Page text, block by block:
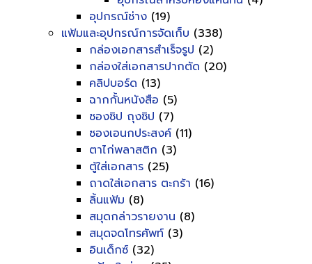
อุปกรณ์ช่าง (19)
แฟ้มและอุปกรณ์การจัดเก็บ (338)
กล่องเอกสารสำเร็จรูป (2)
กล่องใส่เอกสารปากตัด (20)
คลิปบอร์ด (13)
ฉากกั้นหนังสือ (5)
ซองซิป ถุงซิป (7)
ซองเอนกประสงค์ (11)
ตาไก่พลาสติก (3)
ตู้ใส่เอกสาร (25)
ถาดใส่เอกสาร ตะกร้า (16)
ลิ้นแฟ้ม (8)
สมุดกล่าวรายงาน (8)
สมุดจดโทรศัพท์ (3)
อินเด็กซ์ (32)